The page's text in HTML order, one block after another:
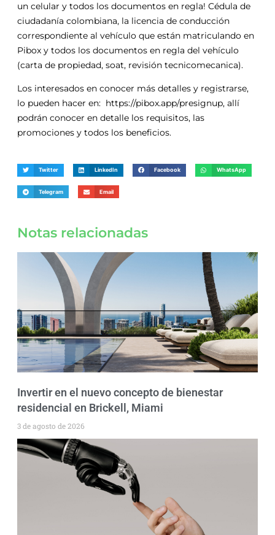
un celular y todos los documentos en regla! Cédula de
ciudadanía colombiana, la licencia de conducción
correspondiente al vehículo que están matriculando en
Pibox y todos los documentos en regla del vehículo
(carta de propiedad, soat, revisión tecnicomecanica).
Los interesados en conocer más detalles y registrarse,
lo pueden hacer en: https://pibox.app/presignup, allí
podrán conocer en detalle los requisitos, las
promociones y todos los beneficios.
Twitter LinkedIn Facebook WhatsApp
Telegram Email
Notas relacionadas
Invertir en el nuevo concepto de bienestar
residencial en Brickell, Miami
3 de agosto de 2026